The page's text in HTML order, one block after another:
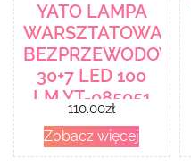
YATO LAMPA
WARSZTATOWA
BEZPRZEWODOWA
30+7 LED 100
LM YT-085051
110.00zł
Zobacz więcej